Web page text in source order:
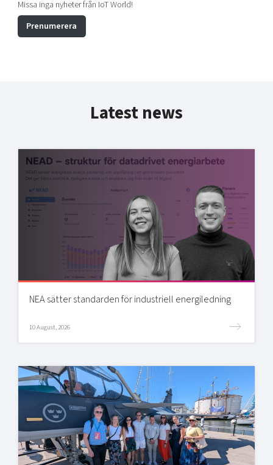
Missa inga nyheter från IoT World!
Prenumerera
Latest news
NEA sätter standarden för industriell energiledning
10 August, 2026